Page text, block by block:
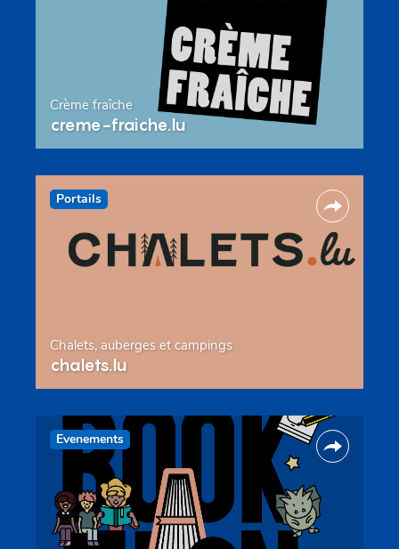
Crème fraîche
creme-fraiche.lu
Portails
Chalets, auberges et campings
chalets.lu
Evenements